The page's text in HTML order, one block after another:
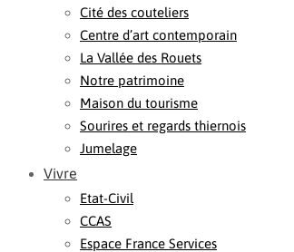
Cité des couteliers
Centre d’art contemporain
La Vallée des Rouets
Notre patrimoine
Maison du tourisme
Sourires et regards thiernois
Jumelage
Vivre
Etat-Civil
CCAS
Espace France Services